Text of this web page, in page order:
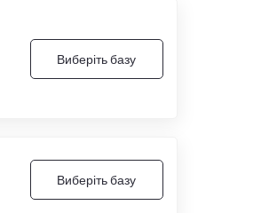
Виберіть базу
Виберіть базу